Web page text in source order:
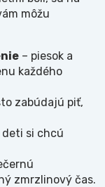
môžu
– piesok a
každého
zabúdajú piť,
deti si chcú
zmrzlinový čas.